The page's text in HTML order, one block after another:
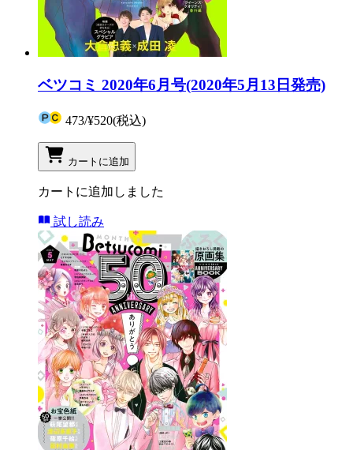
ベツコミ 2020年6月号(2020年5月13日発売)
473/¥520(税込)
カートに追加
カートに追加しました
試し読み